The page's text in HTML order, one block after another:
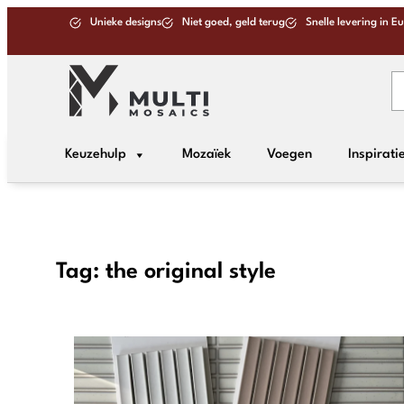
Unieke designs Niet goed, geld terug Snelle levering in
Keuzehulp Mozaïek Voegen
Tag: the original style